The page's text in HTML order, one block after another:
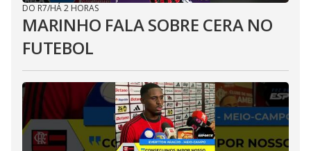
DO R7/HÁ 2 HORAS
MARINHO FALA SOBRE CERA NO
FUTEBOL